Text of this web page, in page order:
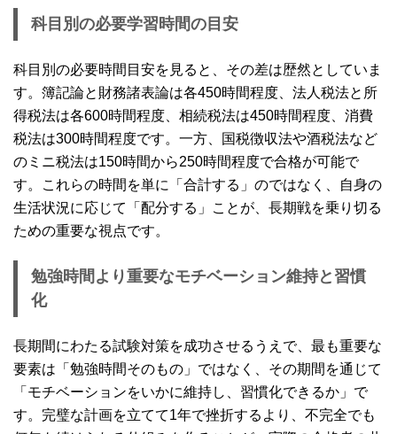
科目別の必要学習時間の目安
科目別の必要時間目安を見ると、その差は歴然としていま
す。簿記論と財務諸表論は各450時間程度、法人税法と所
得税法は各600時間程度、相続税法は450時間程度、消費
税法は300時間程度です。一方、国税徴収法や酒税法など
のミニ税法は150時間から250時間程度で合格が可能で
す。これらの時間を単に「合計する」のではなく、自身の
生活状況に応じて「配分する」ことが、長期戦を乗り切る
ための重要な視点です。
勉強時間より重要なモチベーション維持と習慣
化
長期間にわたる試験対策を成功させるうえで、最も重要な
要素は「勉強時間そのもの」ではなく、その期間を通じて
「モチベーションをいかに維持し、習慣化できるか」で
す。完璧な計画を立てて1年で挫折するより、不完全でも